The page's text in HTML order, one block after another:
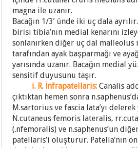
magna ile uzanır.
Bacağın 1/3’ ünde iki uç dala
birisi tibia’nın medial kenarını
sonlanırken diğer uç dal malleolus
tarafından ayak başparmağı ve
yarısında uzanır. Bacağın medial
sensitif duyusunu taşır.
i. R. İnfrapatellaris: Canalis
çıktıktan hemen sonra
M.sartorius ve fascia lata’yı
N.cutaneus femoris lateralis,
(.nfemoralis) ve n.saphenus’un
patellaris’i oluşturur. Patella’nın